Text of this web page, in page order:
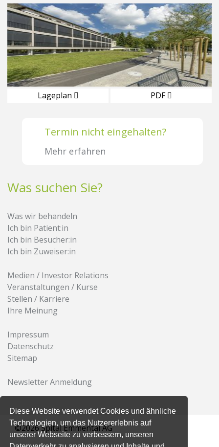
Diese Website verwendet Cookies und ähnliche
Technologien, um das Nutzererlebnis auf
unserer Webseite zu verbessern, unseren
Lageplan PDF
Termin nicht eingehalten?
Mehr erfahren
Was suchen Sie?
Was wir behandeln
Ich bin Patient:in
Ich bin Besucher:in
Ich bin Zuweiser:in
Medien / Investor Relations
Veranstaltungen / Kurse
Stellen / Karriere
Ihre Meinung
Impressum
Datenschutz
Sitemap
Newsletter Anmeldung
©2026 Spital Emmental AG